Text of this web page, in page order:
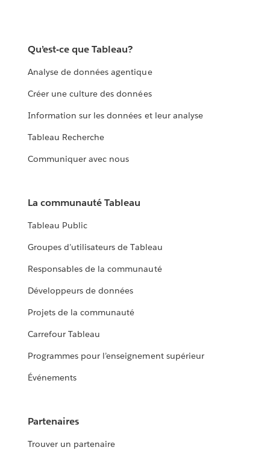
Qu’est-ce que Tableau?
Analyse de données agentique
Créer une culture des données
Information sur les données et leur analyse
Tableau Recherche
Communiquer avec nous
La communauté Tableau
Tableau Public
Groupes d’utilisateurs de Tableau
Responsables de la communauté
Développeurs de données
Projets de la communauté
Carrefour Tableau
Programmes pour l’enseignement supérieur
Événements
Partenaires
Trouver un partenaire